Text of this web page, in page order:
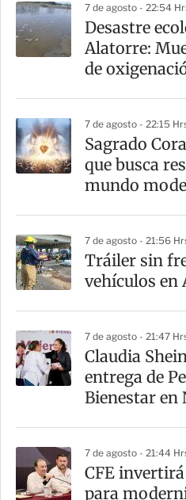
a
r
t
7 de agosto - 22:54
Desastre
Alatorre:
de
7 de agosto - 22:15
Sagrado
que busca
mundo
7 de agosto - 21:56
Tráiler sin
vehículos en
7 de agosto - 21:47
Claudia
entrega de
Bienestar en
7 de agosto - 21:44
CFE
para